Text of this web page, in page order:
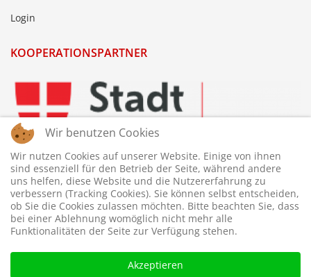
Login
KOOPERATIONSPARTNER
Wir benutzen Cookies
Wir nutzen Cookies auf unserer Website. Einige von ihnen
sind essenziell für den Betrieb der Seite, während andere
uns helfen, diese Website und die Nutzererfahrung zu
verbessern (Tracking Cookies). Sie können selbst entscheiden,
ob Sie die Cookies zulassen möchten. Bitte beachten Sie, dass
bei einer Ablehnung womöglich nicht mehr alle
Funktionalitäten der Seite zur Verfügung stehen.
Akzeptieren